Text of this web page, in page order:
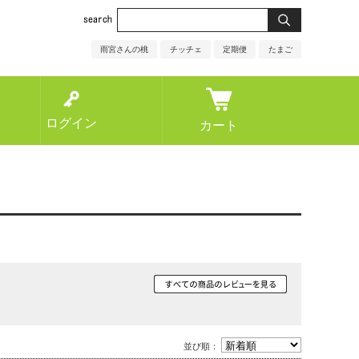
雨宮さんの桃 チッチェ 定期便 たまご
ログイン カート
並び順：